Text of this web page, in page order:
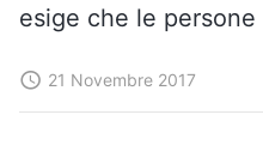
esige che le
21 Novembre 2017